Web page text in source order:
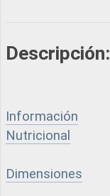
Descripción:
Información
Nutricional
Dimensiones